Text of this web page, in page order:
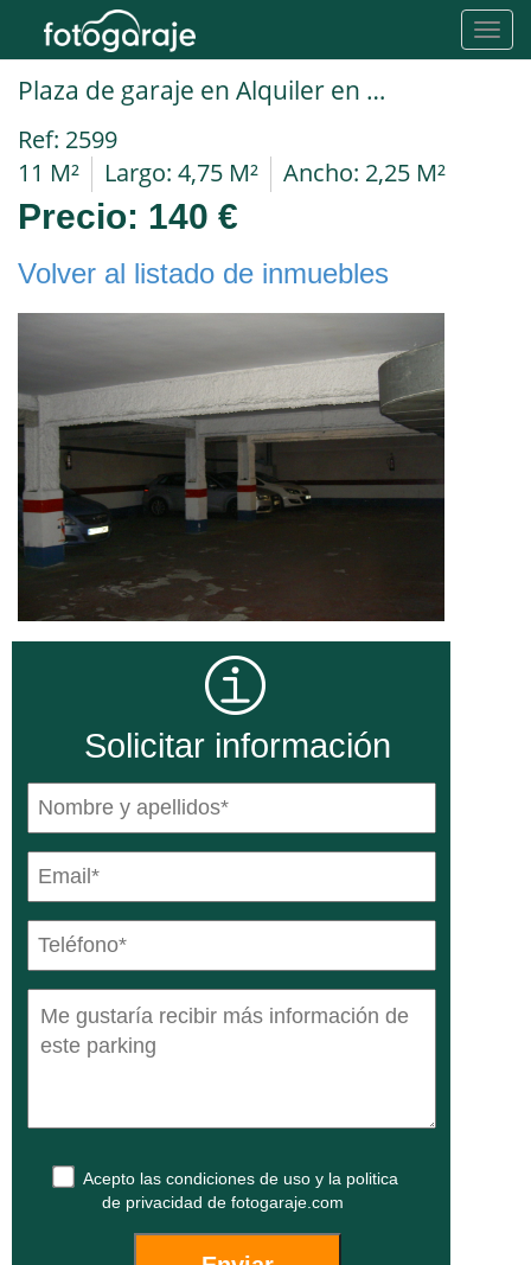
Plaza de garaje en Alquiler en Barcelona en GRàCIA Gran De Gracia
Ref: 2599
11 M²
Largo: 4,75 M² Ancho: 2,25 M²
Precio: 140 €
Volver al listado de inmuebles
Solicitar información
Acepto las condiciones de uso y la politica
de privacidad de fotogaraje.com